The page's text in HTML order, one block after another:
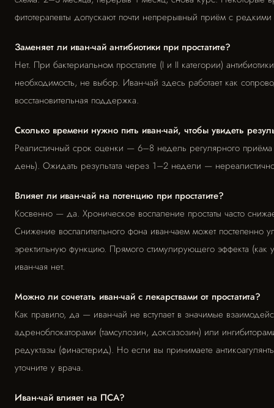
фитотерапевты допускают почти непрерывный приём с редкими
Заменяет ли иван-чай антибиотики при простатите?
Нет. При бактериальном простатите (I и II категории)
необходимость, не выбор. Иван-чай здесь работает как
восстановительная поддержка.
Сколько времени нужно пить иван-чай, чтобы увидеть
Реалистичный срок оценки — 6–8 недель регулярного
день). Ожидать результата через 1–2 недели —
Влияет ли иван-чай на потенцию при простатите?
Косвенно — да. Хроническое воспаление простаты часто
Снижение воспалительного фона иван-чаем может постепенно
эректильную функцию. Прямого стимулирующего эффекта (как
иван-чая нет.
Можно ли сочетать иван-чай с лекарствами от простатита?
Как правило, да — иван-чай не вступает в значимые
адреноблокаторами (тамсулозин, доксазозин) или
редуктазы (финастерид). Но если вы принимаете
уточните у врача.
Иван-чай влияет на ПСА?